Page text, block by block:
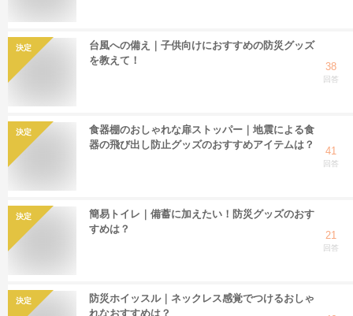
決定
台風への備え｜子供向けにおすすめの防災グッズ
を教えて！
38
回答
決定
食器棚のおしゃれな扉ストッパー｜地震による食
器の飛び出し防止グッズのおすすめアイテムは？
41
回答
決定
簡易トイレ｜備蓄に加えたい！防災グッズのおす
すめは？
21
回答
決定
防災ホイッスル｜ネックレス感覚でつけるおしゃ
れなおすすめは？